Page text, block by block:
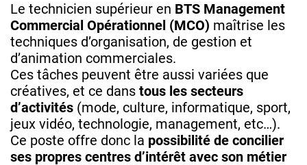
Le technicien supérieur en BTS Management
Commercial Opérationnel (MCO) maîtrise les
techniques d’organisation, de gestion et
d’animation commerciales.
Ces tâches peuvent être aussi variées que
créatives, et ce dans tous les secteurs
d’activités (mode, culture, informatique, sport,
jeux vidéo, technologie, management, etc…).
Ce poste offre donc la possibilité de concilier
ses propres centres d’intérêt avec son métier